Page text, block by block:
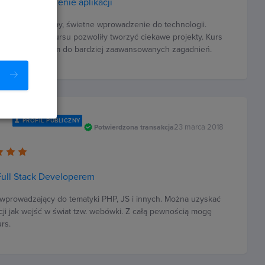
Rails - tworzenie aplikacji
kurs języka Ruby, świetne wprowadzenie do technologii.
wyniesione z kursu pozwoliły tworzyć ciekawe projekty. Kurs
wprowadzeniem do bardziej zaawansowanych zagadnień.
PROFIL PUBLICZNY
Potwierdzona transakcja23 marca 2018
Stack Developerem
do tematyki PHP, JS i innych. Można uzyskać
jak wejść w świat tzw. webówki. Z całą pewnością mogę